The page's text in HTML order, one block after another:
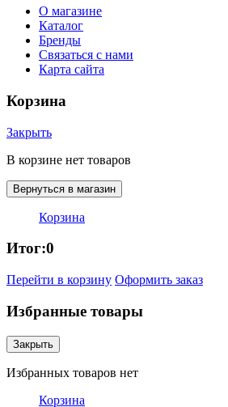
О магазине
Каталог
Бренды
Связаться с нами
Карта сайта
Корзина
Закрыть
В корзине нет товаров
Вернуться в магазин
Корзина
Итог:0
Перейти в корзину Оформить заказ
Избранные товары
Закрыть
Избранных товаров нет
Корзина